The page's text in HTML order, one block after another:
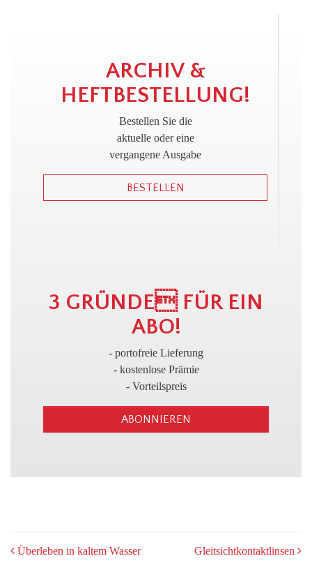
!
ARCHIV &
HEFTBESTELLUNG!
Bestellen Sie die
aktuelle oder eine
vergangene Ausgabe
BESTELLEN
3
3 GRÜNDE FÜR EIN
ABO!
- portofreie Lieferung
- kostenlose Prämie
- Vorteilspreis
ABONNIEREN
POST
Überleben in kaltem Wasser Gleitsichtkontaktlinsen